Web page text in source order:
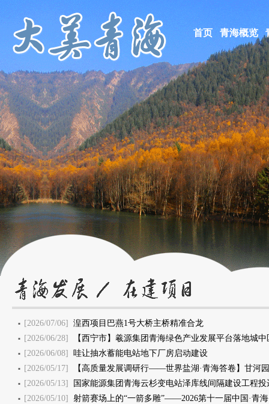
首页 青海概览
[2026/07/06] 湟西项目巴燕1号大桥主桥精准合龙
[2026/06/28]
【西宁市】羲源集团青海绿色产业发展平台落地城中
[2026/06/08] 哇让抽水蓄能电站地下厂房启动建设
[2026/05/17]
【高质量发展调研行——世界盐湖·青海答卷】甘河园区添力青
[2026/05/13]
国家能源集团青海云杉变电站泽库线间隔建设工程投
[2026/05/10] 射箭赛场上的“一箭多雕”——2026第十一届中国·青海